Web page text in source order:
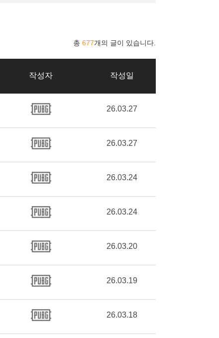
총 677개의 글이 있습니다.
작성자 작성일
26.03.27
26.03.27
26.03.24
26.03.24
26.03.20
26.03.19
26.03.18